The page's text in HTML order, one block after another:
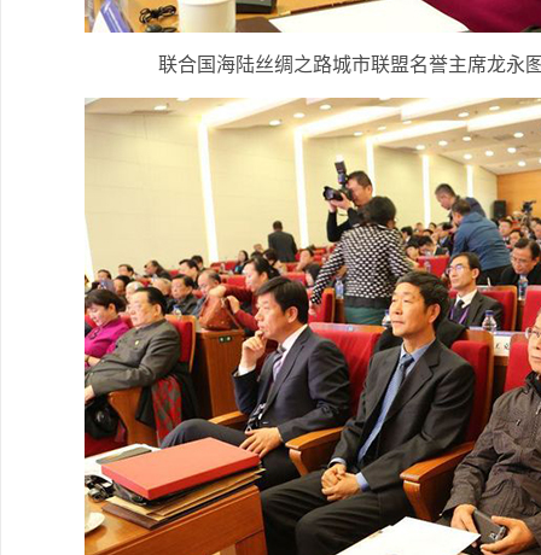
联合国海陆丝绸之路城市联盟名誉主席龙永